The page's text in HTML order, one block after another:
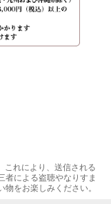
これにより、送信される
者による盗聴やなりすま
をお楽しみください。